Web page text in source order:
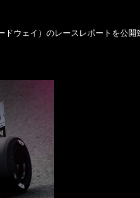
ウェイ）のレースレポートを公開